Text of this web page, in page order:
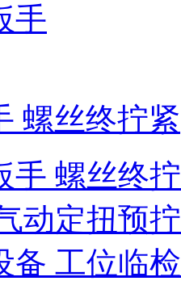
手
螺丝终拧紧
手 螺丝终
动定扭预
备 工位临